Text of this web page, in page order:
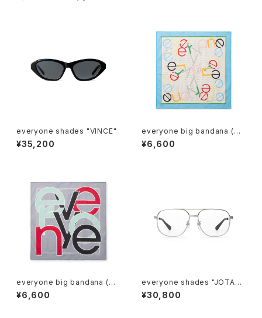
everyone shades "VINCE"
¥35,200
everyone big bandana (M
ULTI)
¥6,600
everyone big bandana (GR
AY)
¥6,600
everyone shades "JOTAR
O"
¥30,800